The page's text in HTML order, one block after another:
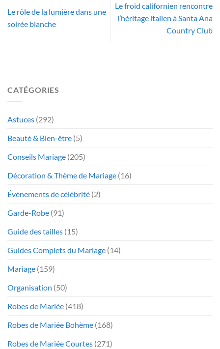
Le rôle de la lumière dans une
soirée blanche
Le froid californien rencontre
l’héritage italien à Santa Ana
Country Club
CATÉGORIES
Astuces (292)
Beauté & Bien-être (5)
Conseils Mariage (205)
Décoration & Thème de Mariage (16)
Événements de célébrité (2)
Garde-Robe (91)
Guide des tailles (15)
Guides Complets du Mariage (14)
Mariage (159)
Organisation (50)
Robes de Mariée (418)
Robes de Mariée Bohème (168)
Robes de Mariée Courtes (271)